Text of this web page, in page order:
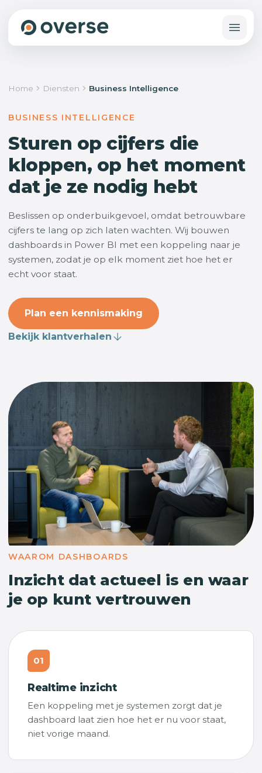
Home Diensten Business Intelligence
BUSINESS INTELLIGENCE
Sturen op cijfers die
kloppen, op het moment
dat je ze nodig hebt
Beslissen op onderbuikgevoel, omdat betrouwbare
cijfers te lang op zich laten wachten. Wij bouwen
dashboards in Power BI met een koppeling naar je
systemen, zodat je op elk moment ziet hoe het er
echt voor staat.
Plan een kennismaking
Bekijk klantverhalen
WAAROM DASHBOARDS
Inzicht dat actueel is en waar
je op kunt vertrouwen
01
Realtime inzicht
Een koppeling met je systemen zorgt dat je
dashboard laat zien hoe het er nu voor staat,
niet vorige maand.